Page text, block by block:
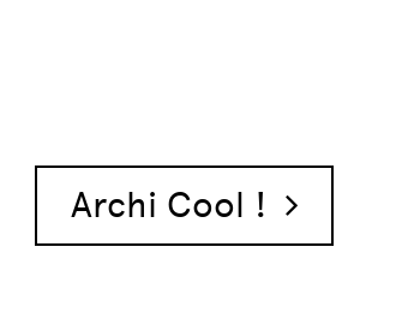
Archi Cool !